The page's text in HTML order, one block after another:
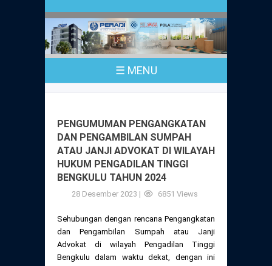
☰ MENU
Sejarah
Pusat Bantuan Hukum
Peraturan
Anggaran Dasar
Anggaran Rumah Tangga
Peraturan Perpindahan Domisili Anggota
PKPA
UPA
Magang
Pengangkatan & Pengambilan Sumpah
Pengumuman
Dewan Kehormatan
Dewan Kehormatan Pusat
Peraturan Pelaksanaan
Komisi Pengawas
Komisi Pengawas Pusat
Komisi Pengawas Daerah
Certificate of Good Standing (COGS)
PENGUMUMAN PENGANGKATAN
DAN PENGAMBILAN SUMPAH
ATAU JANJI ADVOKAT DI WILAYAH
HUKUM PENGADILAN TINGGI
BENGKULU TAHUN 2024
28 Desember 2023 | 6851 Views
Sehubungan dengan rencana Pengangkatan
dan Pengambilan Sumpah atau Janji
Advokat di wilayah Pengadilan Tinggi
Bengkulu dalam waktu dekat, dengan ini